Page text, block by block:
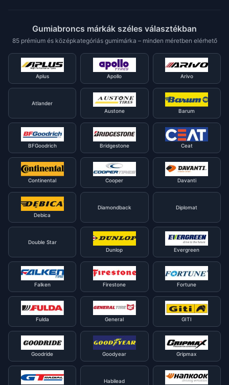
Gumiabroncs márkák széles választékban
85 prémium és középkategóriás gumimárka – minden méretben elérhető
Aplus Apollo Arivo
Atlander
Austone
Barum
BFGoodrich Bridgestone Ceat
Continental Cooper Davanti
Debica
Diamondback Diplomat
Double Star
Dunlop
Evergreen
Falken Firestone Fortune
Fulda General GITI
Goodride Goodyear Gripmax
Habilead